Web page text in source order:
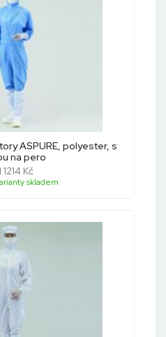
ASPURE, polyester, s
na pero
Kč
skladem